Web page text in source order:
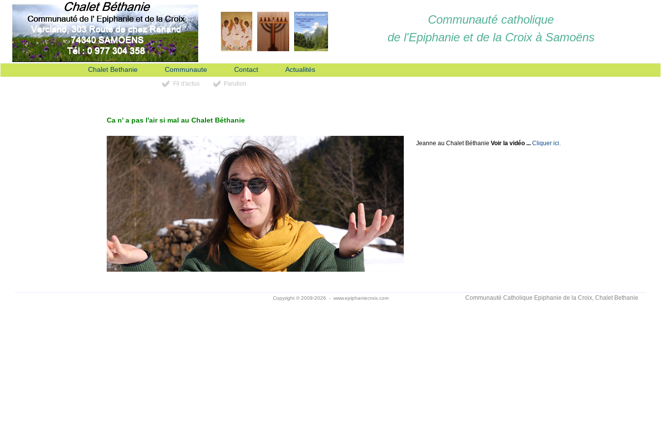
Communauté catholique
de l'Epiphanie et de la Croix à Samoëns
Chalet Bethanie Communaute Contact Actualités
Fil d'actus Parution
Ca n' a pas l'air si mal au Chalet Béthanie
Jeanne au Chalet Béthanie Voir la vidéo ... Cliquer ici.
Copyright © 2009-2026 - www.epiphaniecroix.com Communauté Catholique Epiphanie de la Croix, Chalet Bethanie